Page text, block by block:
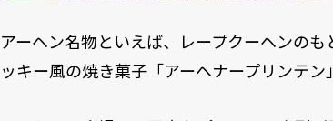
アーヘン名物といえば、レープクーヘンの
ッキー風の焼き菓子「アーヘナープリンテン